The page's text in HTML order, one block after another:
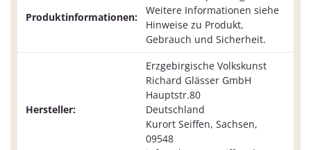
Produktinformationen:
Weitere Informationen siehe
Hinweise zu Produkt,
Gebrauch und Sicherheit.
Hersteller:
Erzgebirgische Volkskunst
Richard Glässer GmbH
Hauptstr.80
Deutschland
Kurort Seiffen, Sachsen,
09548